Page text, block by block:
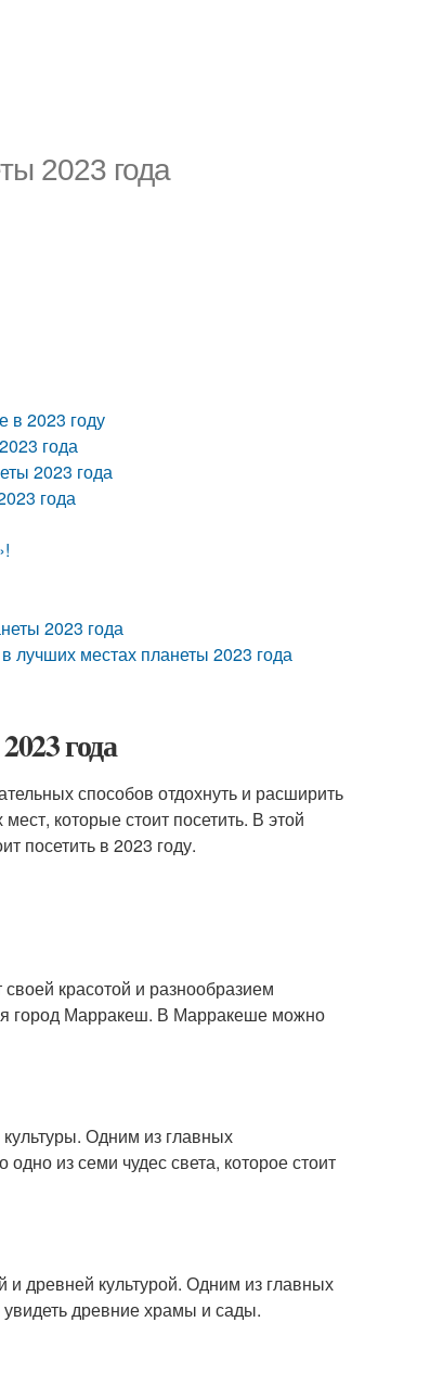
2023 года
в 2023 году
года
2023 года
года
2023 года
лучших местах планеты 2023 года
года
способов отдохнуть и расширить
которые стоит посетить. В этой
посетить в 2023 году.
красотой и разнообразием
город Марракеш. В Марракеше можно
Одним из главных
из семи чудес света, которое стоит
и древней культурой. Одним из главных
древние храмы и сады.